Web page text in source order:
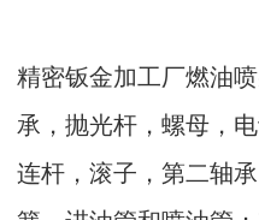
精密钣金加工厂燃油
承，抛光杆，螺母，
连杆，滚子，第二轴